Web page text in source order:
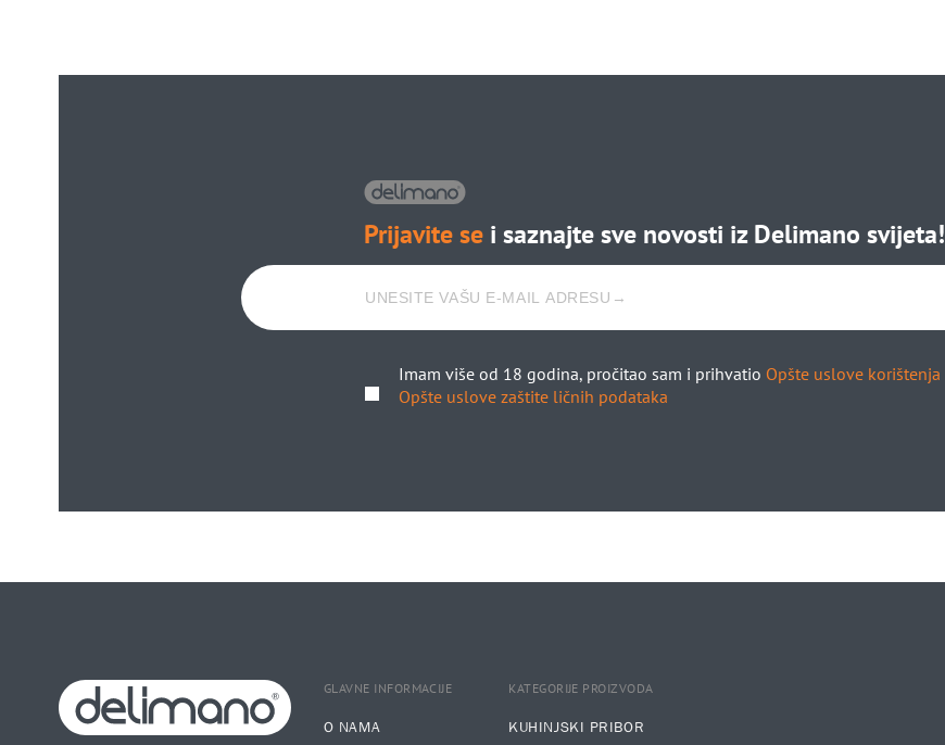
Prijavite sei saznajte sve novosti iz Delimano svijeta!
Imam više od 18 godina, pročitao sam i prihvatio Opšte uslove korištenja
Opšte uslove zaštite ličnih podataka
GLAVNE INFORMACIJE
O NAMA
KATEGORIJE PROIZVODA
KUHINJSKI PRIBOR